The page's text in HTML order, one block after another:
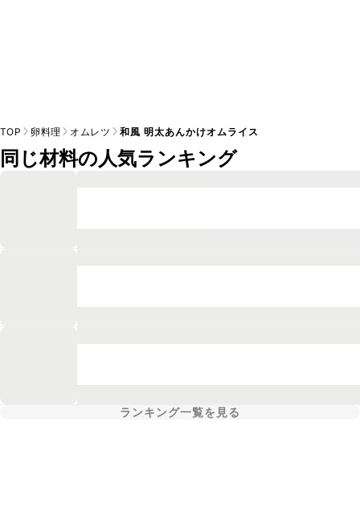
TOP 卵料理 オムレツ 和風 明太あんかけオムライス
同じ材料の人気ランキング
ランキング一覧を見る